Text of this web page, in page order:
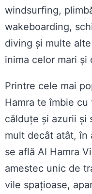
windsurfing,
wakeboarding,
diving și multe
inima celor mari și
Printre cele mai
Hamra te îmbie
călduțe și azurii și
mult decât atât, în
se află Al Hamra
amestec unic de
vile spațioase,